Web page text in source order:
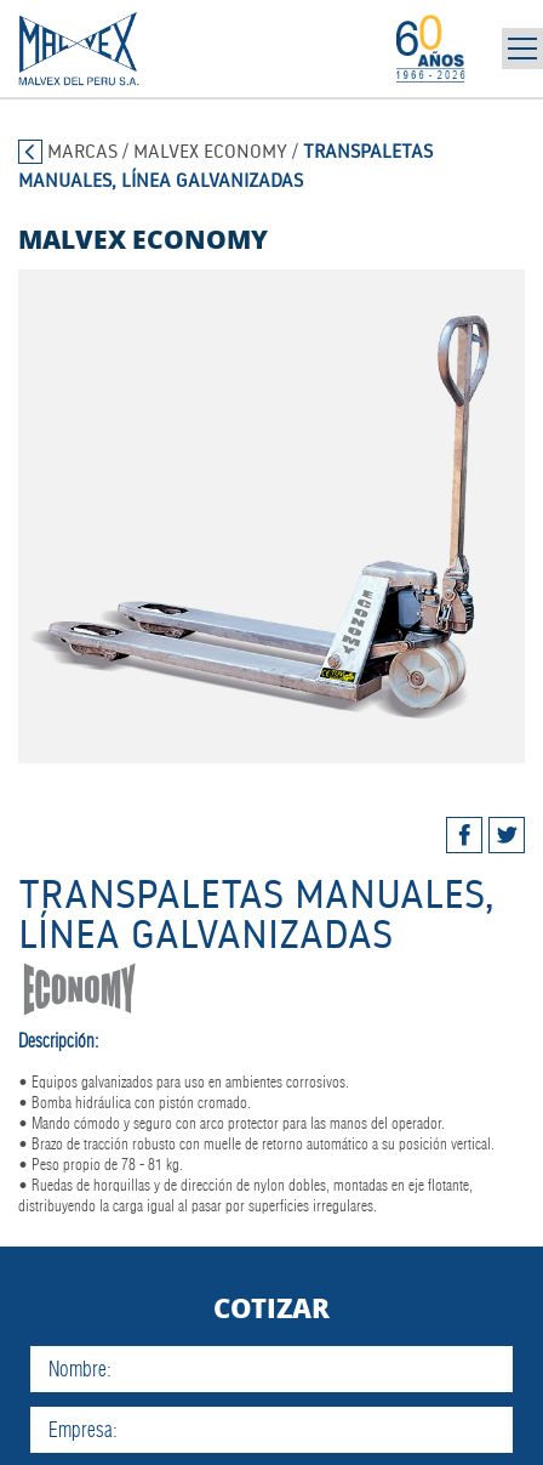
LA EMPRESA
MARCAS
PRODUCTOS
MARCAS / MALVEX ECONOMY / TRANSPALETAS
MANUALES, LÍNEA GALVANIZADAS
MALVEX ECONOMY
TRANSPALETAS MANUALES,
LÍNEA GALVANIZADAS
Descripción:
• Equipos galvanizados para uso en ambientes corrosivos.
• Bomba hidráulica con pistón cromado.
• Mando cómodo y seguro con arco protector para las manos del operador.
• Brazo de tracción robusto con muelle de retorno automático a su posición vertical.
• Peso propio de 78 - 81 kg.
• Ruedas de horquillas y de dirección de nylon dobles, montadas en eje flotante,
distribuyendo la carga igual al pasar por superficies irregulares.
COTIZAR